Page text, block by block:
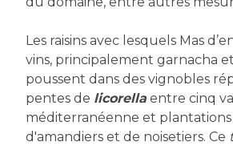
Les raisins avec lesquels Mas
vins, principalement garnacha
poussent dans des vignobles
pentes de licorellaentre cinq
méditerranéenne et plantations
d'amandiers et de noisetiers. Ce